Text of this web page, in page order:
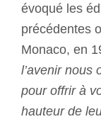
évoqué les
précédentes
Monaco, en
l’avenir nous
pour offrir à
hauteur de